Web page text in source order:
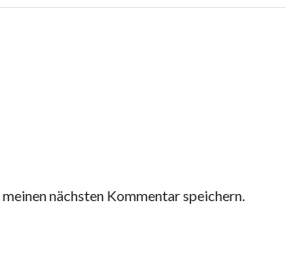
nächsten Kommentar speichern.